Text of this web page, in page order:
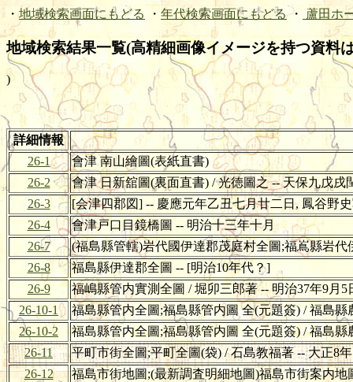
・ 地域検索画面にもどる ・ 年代検索画面にもどる・ 蘆田ホ
地域検索結果一覧(高精細画像イメージを持つ資料
)
詳細情報
26-1
會津 南山繪圖(表紙直書)
26-2
會津 日新舘圖(裏面直書) / 光徳圖之 -- 天保九戊戌
26-3
[会津四郡図] -- 慶應元年乙丑七月廿二日, 鳳谷野
26-4
會津戸口目鏡橋圖 -- 明治十三年十月
26-7
(福島縣管轄)岩代國伊達郡茂庭村全圖;福嶌縣岩代
26-8
福島縣伊達郡全圖 -- [明治10年代？]
26-9
福嶋縣管内實測全圖 / 堀卯三郎著 -- 明治37年9月5
26-10-1
福島縣管内全圖;福島縣管内圖 全(元題簽) / 福島
26-10-2
福島縣管内全圖;福島縣管内圖 全(元題簽) / 福島
26-11
平町市街全圖;平町全圖(袋) / 石島教福著 -- 大正8
26-12
福島市街地圖;(最新調査明細地圖)福島市街案内